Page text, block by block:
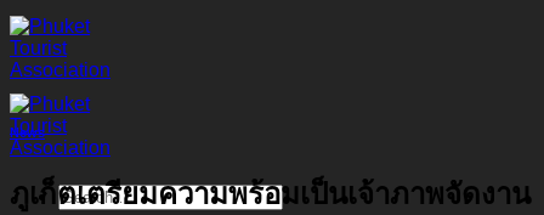
Skip
to
content
News
ภูเก็ตเตรียมความพร้อมเป็นเจ้าภาพจัดงาน